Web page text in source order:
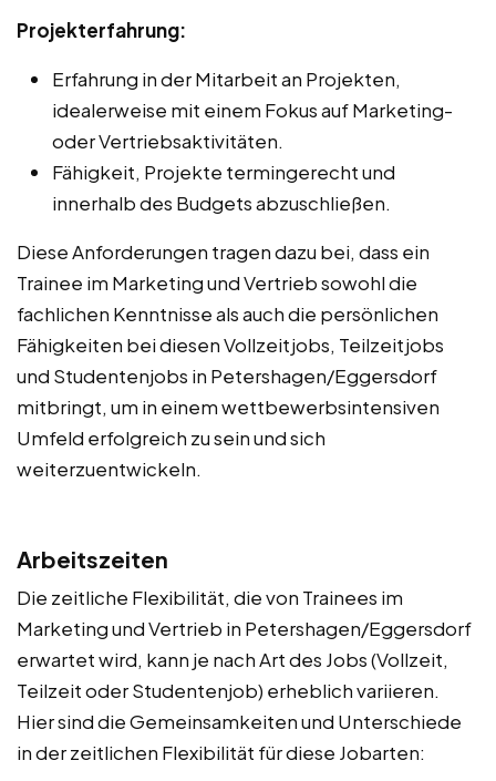
Projekterfahrung:
Erfahrung in der Mitarbeit an Projekten,
idealerweise mit einem Fokus auf Marketing-
oder Vertriebsaktivitäten.
Fähigkeit, Projekte termingerecht und
innerhalb des Budgets abzuschließen.
Diese Anforderungen tragen dazu bei, dass ein
Trainee im Marketing und Vertrieb sowohl die
fachlichen Kenntnisse als auch die persönlichen
Fähigkeiten bei diesen Vollzeitjobs, Teilzeitjobs
und Studentenjobs in Petershagen/Eggersdorf
mitbringt, um in einem wettbewerbsintensiven
Umfeld erfolgreich zu sein und sich
weiterzuentwickeln.
Arbeitszeiten
Die zeitliche Flexibilität, die von Trainees im
Marketing und Vertrieb in Petershagen/Eggersdorf
erwartet wird, kann je nach Art des Jobs (Vollzeit,
Teilzeit oder Studentenjob) erheblich variieren.
Hier sind die Gemeinsamkeiten und Unterschiede
in der zeitlichen Flexibilität für diese Jobarten: